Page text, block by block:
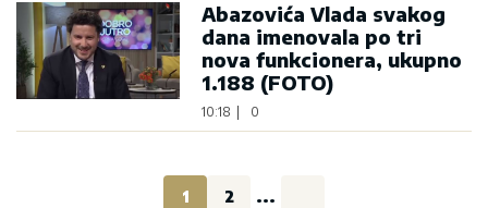
Abazovića Vlada svakog
dana imenovala po tri
nova funkcionera, ukupno
1.188 (FOTO)
10:18 0
1 2 ...